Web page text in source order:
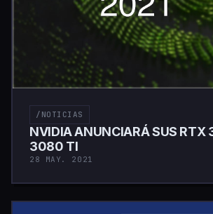
/NOTICIAS
NVIDIA ANUNCIARÁ SUS RTX
3080 TI
28 MAY. 2021